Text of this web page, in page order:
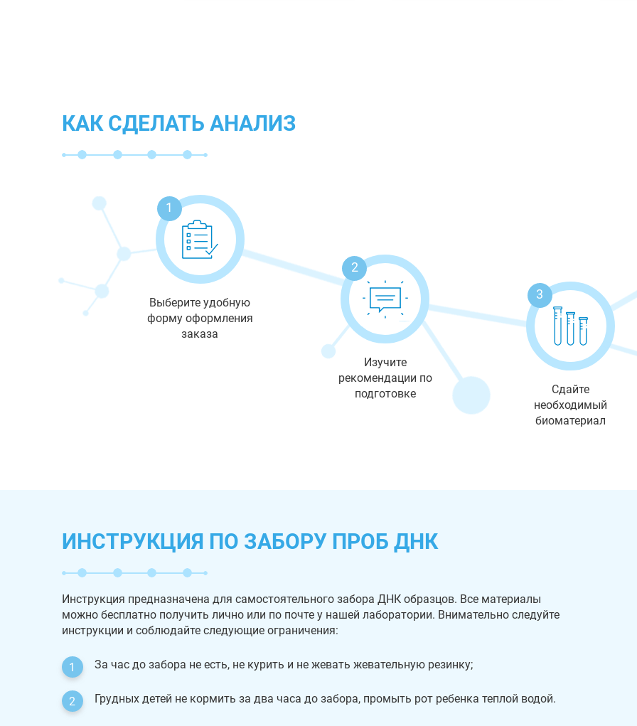
КАК СДЕЛАТЬ АНАЛИЗ
1
Выберите удобную
форму оформления
заказа
2
Изучите
рекомендации по
подготовке
3
Сдайте
необходимый
биоматериал
ИНСТРУКЦИЯ ПО ЗАБОРУ ПРОБ ДНК
Инструкция предназначена для самостоятельного забора ДНК образцов. Все материалы
можно бесплатно получить лично или по почте у нашей лаборатории. Внимательно следуйте
инструкции и соблюдайте следующие ограничения:
За час до забора не есть, не курить и не жевать жевательную резинку;
Грудных детей не кормить за два часа до забора, промыть рот ребенка теплой водой.